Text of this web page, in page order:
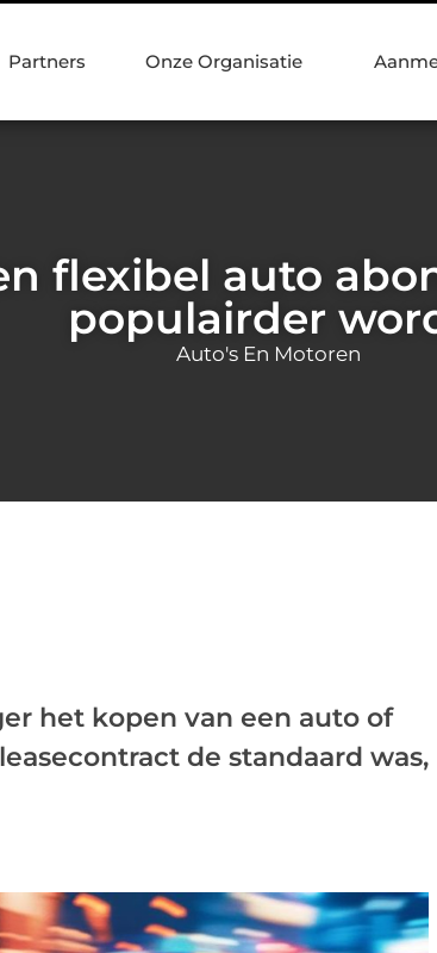
Partners Onze Organisatie
flexibel auto
populairder
Auto's En Motoren
het kopen van een auto of
de standaard was,